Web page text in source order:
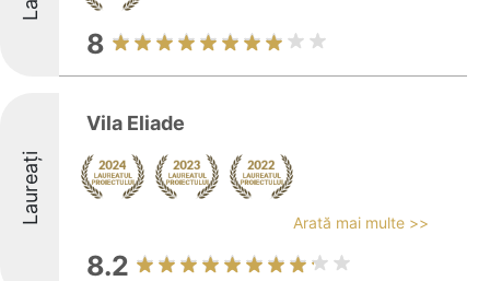
8
Laureați
Vila Eliade
Arată mai multe >>
8.2